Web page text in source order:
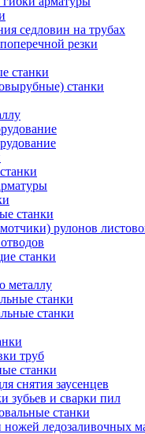
седловин на трубаx
резки
станки
станки
станки
рулонов
станки
металлу
станки
станки
труб
станки
снятия заусенцев
зубьев и сварки пил
станки
ножей ледозаливочных